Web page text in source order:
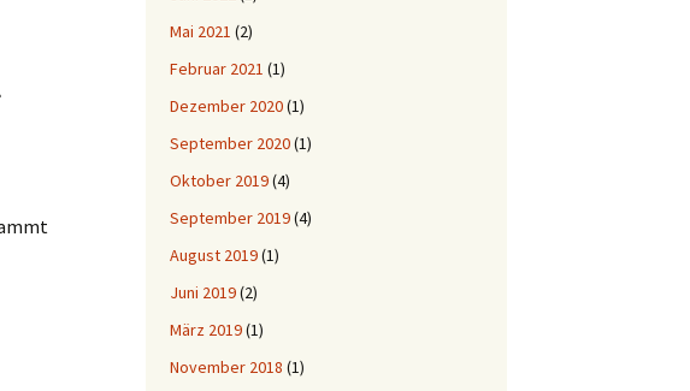
Mai 2021 (2)
Februar 2021 (1)
Dezember 2020(1)
September 2020(1)
Oktober 2019(4)
September 2019(4)
August 2019(1)
Juni 2019(2)
März 2019(1)
November 2018 (1)